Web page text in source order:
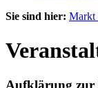
Sie sind hier: Markt
Aufklärung zur